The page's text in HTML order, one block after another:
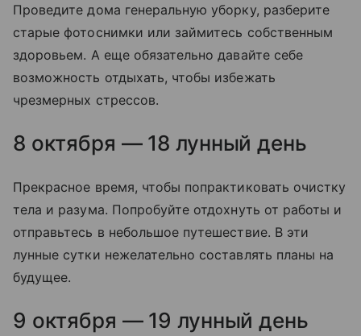
Проведите дома генеральную уборку, разберите
старые фотоснимки или займитесь собственным
здоровьем. А еще обязательно давайте себе
возможность отдыхать, чтобы избежать
чрезмерных стрессов.
8 октября — 18 лунный день
Прекрасное время, чтобы попрактиковать очистку
тела и разума. Попробуйте отдохнуть от работы и
отправьтесь в небольшое путешествие. В эти
лунные сутки нежелательно составлять планы на
будущее.
9 октября — 19 лунный день